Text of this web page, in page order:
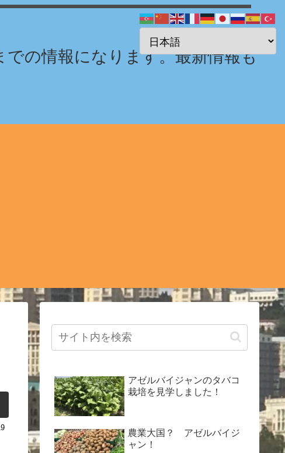
の情報になります。最新情報も
アゼルバイジャンのタバコ
栽培を見学しました！
農業大国？ アゼルバイジ
ャン！